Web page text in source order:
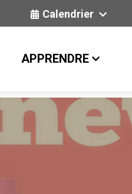
Calendrier
APPRENDRE